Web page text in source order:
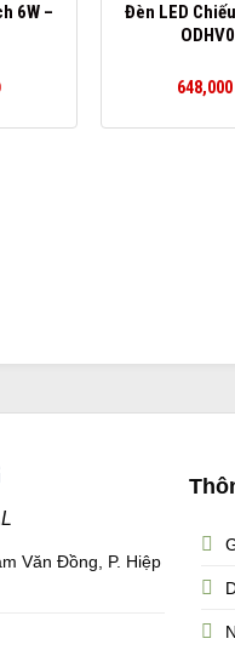
6W –
Đèn LED
Văn Đồng, P. Hiệp